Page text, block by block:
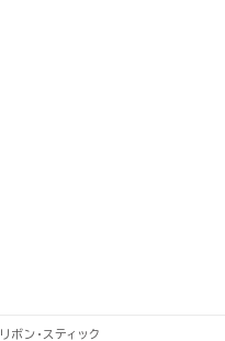
リボン・スティック